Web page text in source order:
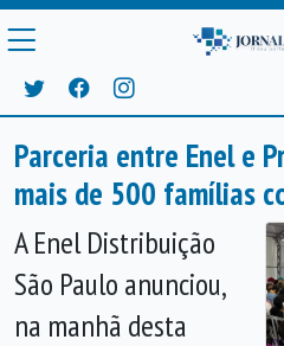
Parceria entre Enel e
mais de 500 famílias
A Enel Distribuição
São Paulo anunciou,
na manhã desta